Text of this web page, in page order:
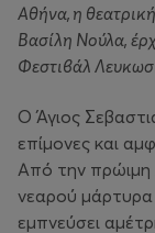
Αθήνα, η
Βασίλη Νούλα,
Φεστιβάλ
Ο Άγιος
επίμονες και
Από την πρώιμη
νεαρού μάρτυρα
εμπνεύσει